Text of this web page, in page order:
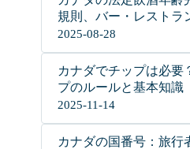
規則、バー・レストラ
2025-08-28
カナダでチップは必要
プのルールと基本知識
2025-11-14
カナダの国番号：旅行